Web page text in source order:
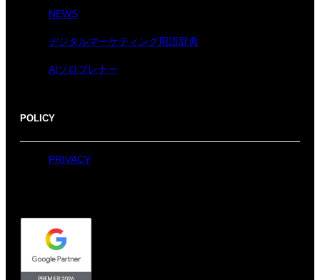
NEWS
デジタルマーケティング用語辞典
AIソロプレナー
POLICY
PRIVACY